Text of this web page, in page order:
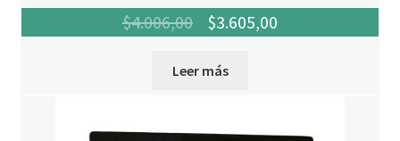
$4.006,00
El
original
$4.006,00.
$3.605,00
$3.605,00.
Leer más